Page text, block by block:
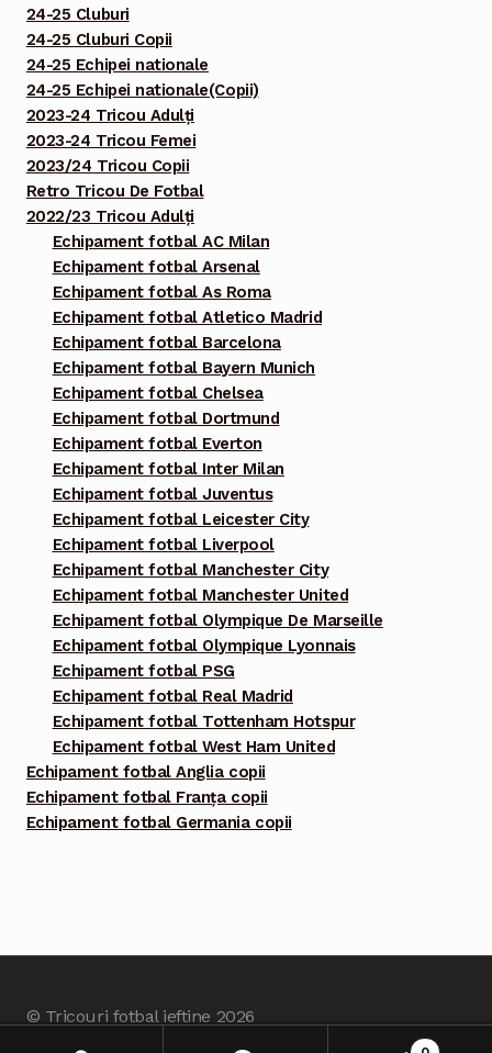
24-25 Cluburi
24-25 Cluburi Copii
24-25 Echipei nationale
24-25 Echipei nationale(Copii)
2023-24 Tricou Adulți
2023-24 Tricou Femei
2023/24 Tricou Copii
Retro Tricou De Fotbal
2022/23 Tricou Adulți
Echipament fotbal AC Milan
Echipament fotbal Arsenal
Echipament fotbal As Roma
Echipament fotbal Atletico Madrid
Echipament fotbal Barcelona
Echipament fotbal Bayern Munich
Echipament fotbal Chelsea
Echipament fotbal Dortmund
Echipament fotbal Everton
Echipament fotbal Inter Milan
Echipament fotbal Juventus
Echipament fotbal Leicester City
Echipament fotbal Liverpool
Echipament fotbal Manchester City
Echipament fotbal Manchester United
Echipament fotbal Olympique De Marseille
Echipament fotbal Olympique Lyonnais
Echipament fotbal PSG
Echipament fotbal Real Madrid
Echipament fotbal Tottenham Hotspur
Echipament fotbal West Ham United
Echipament fotbal Anglia copii
Echipament fotbal Franța copii
Echipament fotbal Germania copii
© Tricouri fotbal ieftine 2026